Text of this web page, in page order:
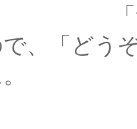
べたく
、「どう